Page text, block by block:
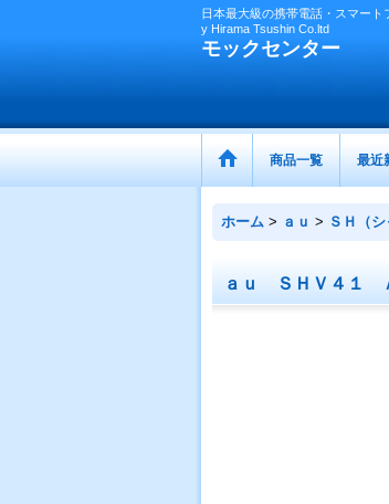
日本最大級の携帯電話・スマー
y Hirama Tsushin Co.ltd
モックセンター
商品一覧 最近
ホーム > ａｕ > ＳＨ（
ａｕ ＳＨＶ４１